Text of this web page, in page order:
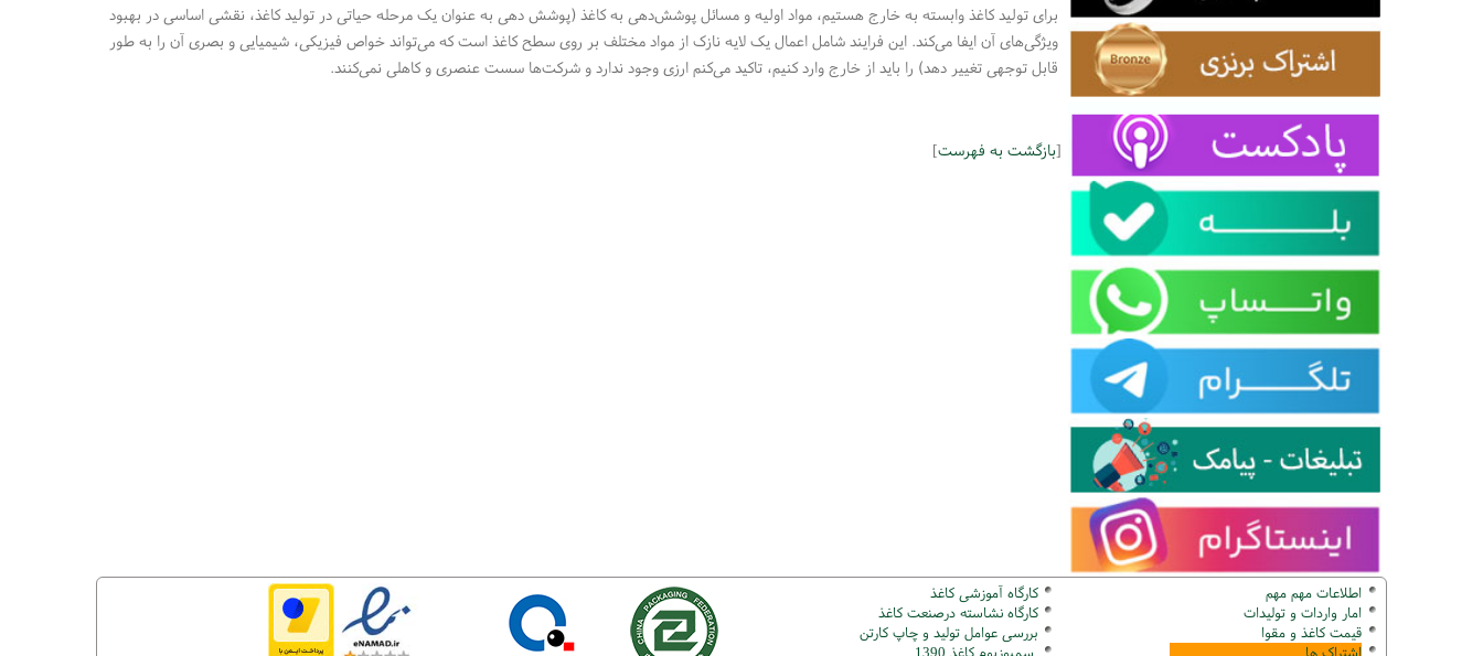
برای تولید کاغذ وابسته به خارج هستیم، مواد اولیه و مسائل پوشش‌دهی به کاغذ (پوشش دهی به عنوان یک مرحله حیاتی در تولید کاغذ، نقشی اساسی در بهبود
ویژگی‌های آن ایفا می‌کند. این فرایند شامل اعمال یک لایه نازک از مواد مختلف بر روی سطح کاغذ است که می‌تواند خواص فیزیکی، شیمیایی و بصری آن را به طور
قابل توجهی تغییر دهد) را باید از خارج وارد کنیم، تاکید می‌کنم ارزی وجود ندارد و شرکت‌ها سست عنصری و کاهلی نمی‌کنند.
[بازگشت به فهرست]
اطلاعات مهم مهم
امار واردات و تولیدات
قیمت کاغذ و مقوا
کارگاه آموزشی کاغذ
کارگاه نشاسته درصنعت کاغذ
بررسی عوامل تولید و چاپ کارتن